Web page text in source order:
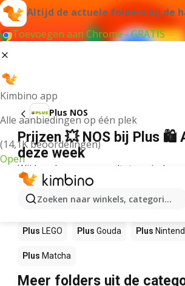
Altijd de actuele folders bij de
Toevoegen aan Chrome - GRATIS
Kimbino app
Alle aanbiedingen op één plek
(14,1K beoordelingen)
Open
Zoeken naar winkels,
Plus NOS
Prijzen 💥 NOS bij Plus 🛍️
deze week
Wij konden geen resultaten vinden
Andere producten in
Plus PlusMango
Plus LEGO Plus Gouda Plus
Plus Matcha
Meer folders uit de